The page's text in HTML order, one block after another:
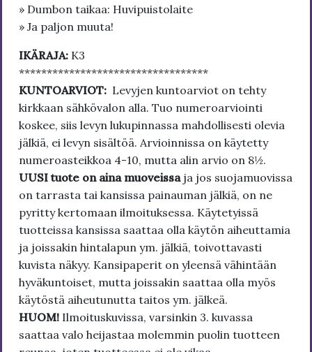
» Dumbon taikaa: Huvipuistolaite
» Ja paljon muuta!
IKÄRAJA: K3
**********************************
KUNTOARVIOT: Levyjen kuntoarviot on tehty
kirkkaan sähkövalon alla. Tuo numeroarviointi
koskee, siis levyn lukupinnassa mahdollisesti olevia
jälkiä, ei levyn sisältöä. Arvioinnissa on käytetty
numeroasteikkoa 4-10, mutta alin arvio on 8½.
UUSI tuote on aina muoveissa ja jos suojamuovissa
on tarrasta tai kansissa painauman jälkiä, on ne
pyritty kertomaan ilmoituksessa. Käytetyissä
tuotteissa kansissa saattaa olla käytön aiheuttamia
ja joissakin hintalapun ym. jälkiä, toivottavasti
kuvista näkyy. Kansipaperit on yleensä vähintään
hyväkuntoiset, mutta joissakin saattaa olla myös
käytöstä aiheutunutta taitos ym. jälkeä.
HUOM! Ilmoituskuvissa, varsinkin 3. kuvassa
saattaa valo heijastaa molemmin puolin tuotteen